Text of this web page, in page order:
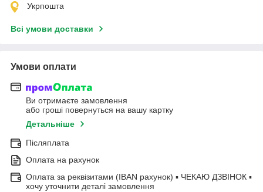
Укрпошта
Всі умови доставки
Умови оплати
Ви отримаєте замовлення
або гроші повернуться на вашу картку
Детальніше
Післяплата
Оплата на рахунок
Оплата за реквізитами (IBAN рахунок) ▪ ЧЕКАЮ ДЗВІНОК ▪
хочу уточнити деталі замовлення